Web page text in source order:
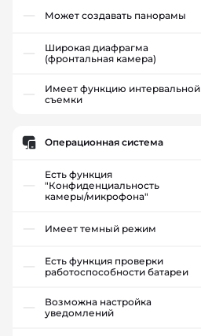
Может создавать панорамы
Широкая диафрагма
(фронтальная камера)
Имеет функцию интервальной
съемки
Операционная система
Есть функция
"Конфиденциальность
камеры/микрофона"
Имеет темный режим
Есть функция проверки
работоспособности батареи
Возможна настройка
уведомлений